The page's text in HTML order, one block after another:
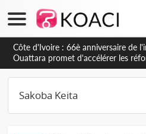
Côte d'Ivoire : 66è anniversaire de
Ouattara promet d'accélérer les
investissements pour une nation